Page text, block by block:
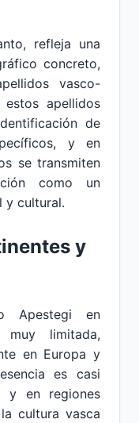
refleja una
concreto,
vasco-
apellidos
de
y en
se transmiten
como un
y cultural.
y
Apestegi en
muy limitada,
en Europa y
es casi
y en regiones
cultura vasca